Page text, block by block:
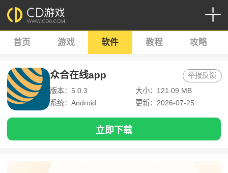
首页 游戏 软件 教程 攻略
众合在线app
版本：5.0.3
大小：121.09 MB
系统：Android
更新：2026-07-25
举报反馈
立即下载